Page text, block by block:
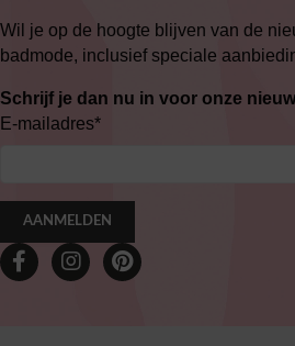
Wil je op de hoogte blijven van de
badmode, inclusief speciale
Schrijf je dan nu in voor onze
E-mailadres*
AANMELDEN